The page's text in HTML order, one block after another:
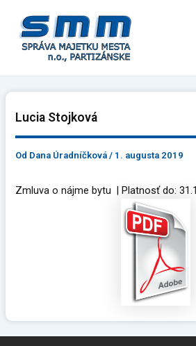
obsah
Lucia Stojková
Od Dana Úradníčková/ 1. augusta 2019
Zmluva o nájme bytu | Platnosť do: